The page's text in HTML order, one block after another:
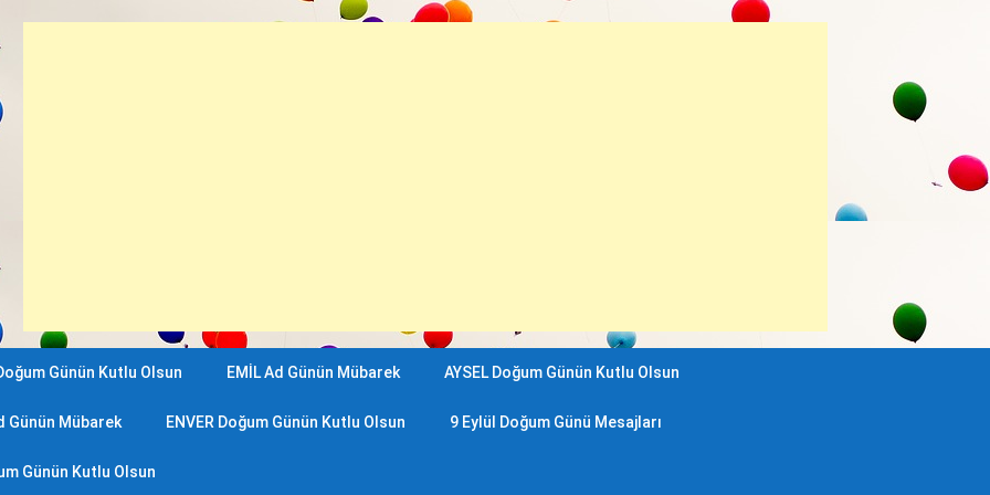
Günün Kutlu Olsun EMİL Ad Günün Mübarek AYSEL Doğum Günün Kutlu Olsun
Günün Mübarek ENVER Doğum Günün Kutlu Olsun 9 Eylül Doğum Günü Mesajları
Günün Kutlu Olsun